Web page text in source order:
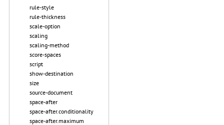
rule-style
rule-thickness
scale-option
scaling
scaling-method
score-spaces
script
show-destination
size
source-document
space-after
space-after.conditionality
space-after.maximum